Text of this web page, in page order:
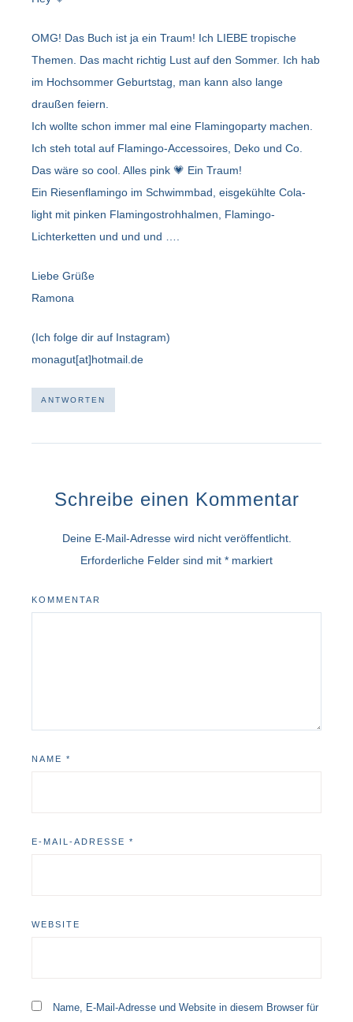
OMG! Das Buch ist ja ein Traum! Ich LIEBE tropische
Themen. Das macht richtig Lust auf den Sommer. Ich hab
im Hochsommer Geburtstag, man kann also lange
draußen feiern.
Ich wollte schon immer mal eine Flamingoparty machen.
Ich steh total auf Flamingo-Accessoires, Deko und Co.
Das wäre so cool. Alles pink 💗 Ein Traum!
Ein Riesenflamingo im Schwimmbad, eisgekühlte Cola-
light mit pinken Flamingostrohhalmen, Flamingo-
Lichterketten und und und ….
Liebe Grüße
Ramona
(Ich folge dir auf Instagram)
monagut[at]hotmail.de
ANTWORTEN
Schreibe einen Kommentar
Deine E-Mail-Adresse wird nicht veröffentlicht.
Erforderliche Felder sind mit * markiert
KOMMENTAR
NAME *
E-MAIL-ADRESSE *
WEBSITE
Name, E-Mail-Adresse und Website in diesem Browser für